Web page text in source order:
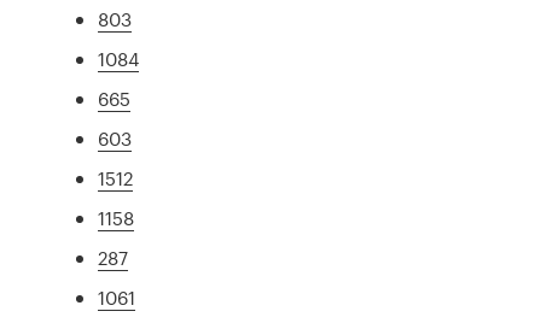
803
1084
665
603
1512
1158
287
1061